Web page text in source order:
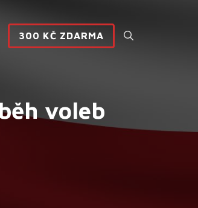
300 KČ ZDARMA
voleb